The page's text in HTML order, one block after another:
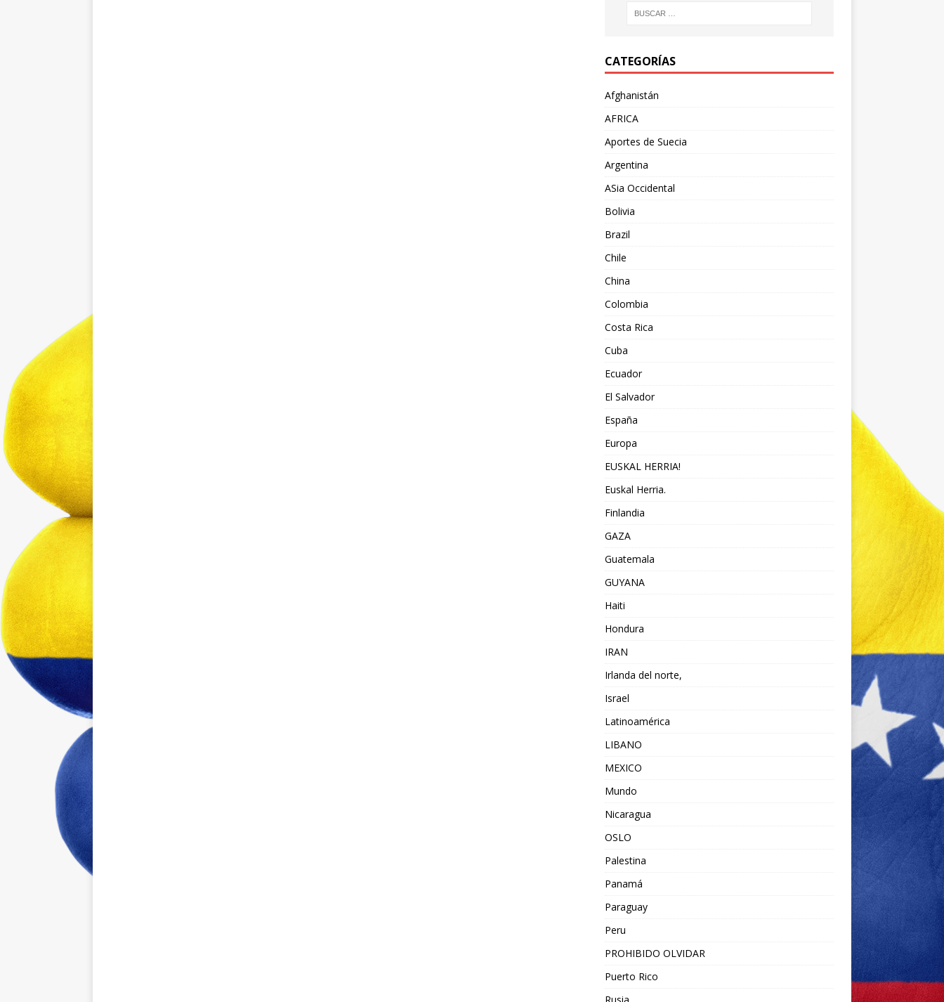
CATEGORÍAS
Afghanistán
AFRICA
Aportes de Suecia
Argentina
ASia Occidental
Bolivia
Brazil
Chile
China
Colombia
Costa Rica
Cuba
Ecuador
El Salvador
España
Europa
EUSKAL HERRIA!
Euskal Herria.
Finlandia
GAZA
Guatemala
GUYANA
Haiti
Hondura
IRAN
Irlanda del norte,
Israel
Latinoamérica
LIBANO
MEXICO
Mundo
Nicaragua
OSLO
Palestina
Panamá
Paraguay
Peru
PROHIBIDO OLVIDAR
Puerto Rico